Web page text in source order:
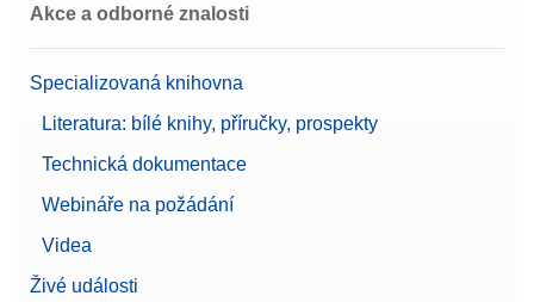
Akce a odborné znalosti
Specializovaná knihovna
Literatura: bílé knihy, příručky, prospekty
Technická dokumentace
Webináře na požádání
Videa
Živé události